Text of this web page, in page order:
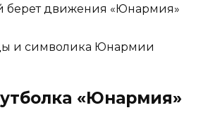
берет движения «Юнармия»
«Юнармия»